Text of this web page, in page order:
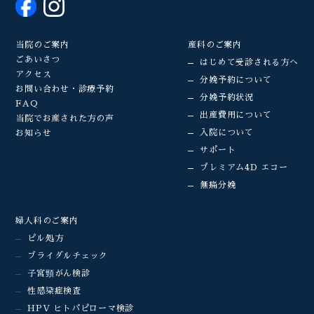
当院のご案内
ごあいさつ
アクセス
お問い合わせ・診療予約
FAQ
当院でお産された方の声
お知らせ
産科のご案内
はじめて受診される方へ
分娩予約について
分娩予約状況
出産費用について
入院について
サポート
プレミアム4D エコー
無痛分娩
婦人科のご案内
ピル処方
ブライダルチェック
子宮頸がん検診
性感染症検査
HPV ヒトパピローマ検診